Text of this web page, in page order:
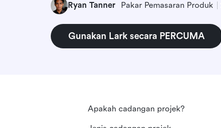
Ryan Tanner Pakar Pemasaran Produk
Gunakan Lark secara PERCUMA
Apakah cadangan projek?